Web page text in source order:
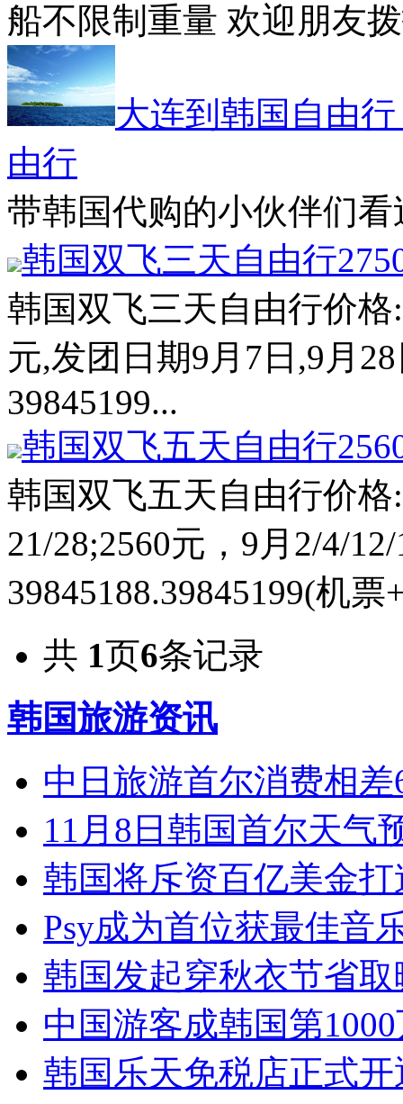
船不限制重量 欢迎朋友
大连到韩国自由
由行
带韩国代购的小伙伴们看
韩国双飞三天自由行
韩国双飞三天自由行价格
元,发团日期9月7日,9月
39845199...
韩国双飞五天自由行
韩国双飞五天自由行价
21/28;2560元，9月2/4/
39845188.39845199(机
共 1页6条记录
韩国旅游资讯
中日旅游首尔消费相
11月8日韩国首尔天气
韩国将斥资百亿美金打
Psy成为首位获最佳音
韩国发起穿秋衣节省
中国游客成韩国第
韩国乐天免税店正式